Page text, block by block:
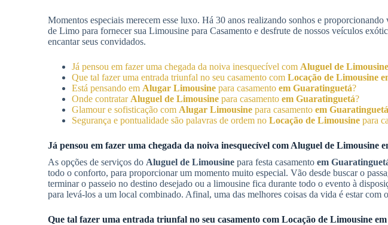
Momentos especiais merecem esse luxo. Há 30 anos realizando sonhos e
de Limo para fornecer sua Limousine para Casamento e desfrute de nossos veículos
encantar seus convidados.
Já pensou em fazer uma chegada da noiva inesquecível com Aluguel de Limousine
Que tal fazer uma entrada triunfal no seu casamento com Locação de Limousine
Está pensando em Alugar Limousine para casamento em Guaratinguetá?
Onde contratar Aluguel de Limousine para casamento em Guaratinguetá?
Glamour e sofisticação com Alugar Limousine para casamento em Guaratinguetá
Segurança e pontualidade são palavras de ordem no Locação de Limousine para
Já pensou em fazer uma chegada da noiva inesquecível com Aluguel de Limousine
As opções de serviços do Aluguel de Limousine para festa casamento em
todo o conforto, para proporcionar um momento muito especial. Vão desde buscar o
terminar o passeio no destino desejado ou a limousine fica durante todo o evento à
para levá-los a um local combinado. Afinal, uma das melhores coisas da vida é estar com
Que tal fazer uma entrada triunfal no seu casamento com Locação de Limousine